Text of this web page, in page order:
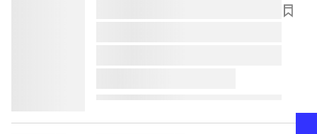
lorem ipsum dolor sit amet ...